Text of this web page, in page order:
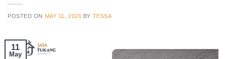
POSTED ON MAY 11, 2026 BY TESSA
11
May